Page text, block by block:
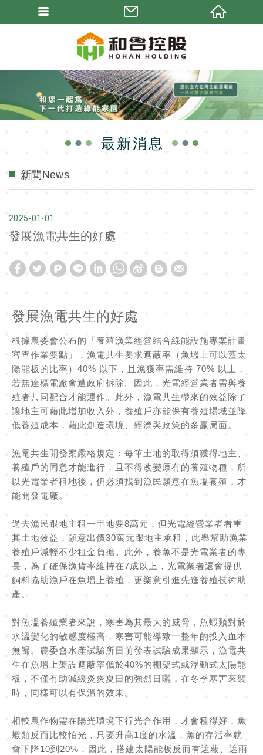
最新消息
新聞News
01
01
2025
發展漁電共生的好處
發展漁電共生的好處
根據農委會公布的「養殖漁業經營結合綠能設施專案計畫
審查作業要點」，漁電共生要求遮蔽率（魚塭上可以蓋太
陽能板的比率）40% 以下，且漁獲率需維持 70% 以上，
若無達標電廠會遭政府拆除。因此，光電經營業者需與養
殖者共同配合才能運作。此外，漁電共生帶來的效益除了
讓地主可藉此增加收入外，養殖戶亦能保有養殖場域並降
低養殖成本，藉此創造環境、經濟與政策的多贏局面。
漁電共生開發案嚴格規定：每筆土地的取得須獲得地主、
養殖戶的同意才能進行，且不得改變原有的養殖物種，所
以光電業者租地後，仍必須找到漁民願意在魚塭養殖，才
能開發電廠。
過去漁民跟地主租一甲地要8萬元，但光電經營業者看重
其土地效益，願意出價30萬元跟地主承租，此舉幫助漁業
養殖戶減輕不少租金負擔。此外，養魚不是光電業者的專
長，為了確保漁貨率維持在7成以上，光電業者還會提供
飼料協助漁戶在魚塭上養殖，更樂意引進先進養殖技術助
產。
對魚塭養殖業者來說，寒害為其最大的威脅，魚蝦類對於
水溫變化的敏感度極高，寒害可能導致一整年的投入血本
無歸。農委會水產試驗所日前發表試驗成果顯示，漁電共
生在魚塭上架設遮蔽率低於40%的棚架式或浮動式太陽能
板，不僅有助減緩炎炎夏日的強烈日曬，在冬季寒害來襲
時，同樣可以有保溫的效果。
相較農作物需在陽光環境下行光合作用，才會種得好，魚
蝦類反而比較怕光，只要升高1度的水溫，魚的存活率就
會下降10到20%，因此，搭建太陽能板反而有遮蔽、遮雨